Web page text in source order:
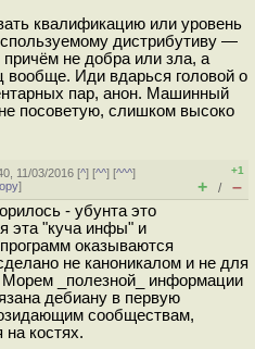
квалификацию или уровень
дистрибутиву —
причём не добра или зла, а
вообще. Иди вдарься головой о
пар, анон. Машинный
посоветую, слишком высоко
11/03/2016 [^] [^^] [^^^]
]
+1
+ / –
- убунта это
эта "куча инфы" и
оказываются
не каноникалом и не для
_полезной_ информации
дебиану в первую
сообществам,
на костях.